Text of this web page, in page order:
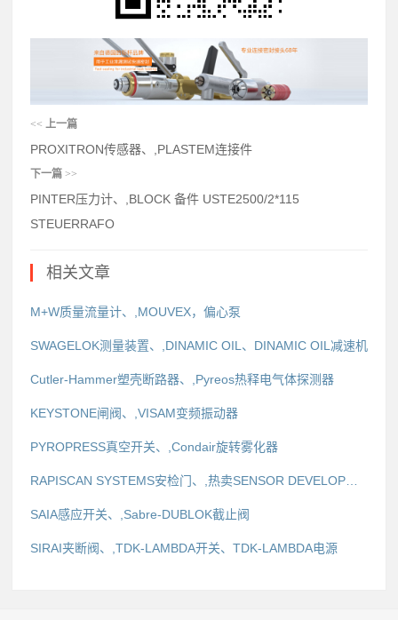
<< 上一篇
PROXITRON传感器、,PLASTEM连接件
下一篇 >>
PINTER压力计、,BLOCK 备件 USTE2500/2*115
STEUERRAFO
相关文章
M+W质量流量计、,MOUVEX，偏心泵
SWAGELOK测量装置、,DINAMIC OIL、DINAMIC OIL减速机
Cutler-Hammer塑壳断路器、,Pyreos热释电气体探测器
KEYSTONE闸阀、,VISAM变频振动器
PYROPRESS真空开关、,Condair旋转雾化器
SAIA感应开关、,Sabre-DUBLOK截止阀
SIRAI夹断阀、,TDK-LAMBDA开关、TDK-LAMBDA电源